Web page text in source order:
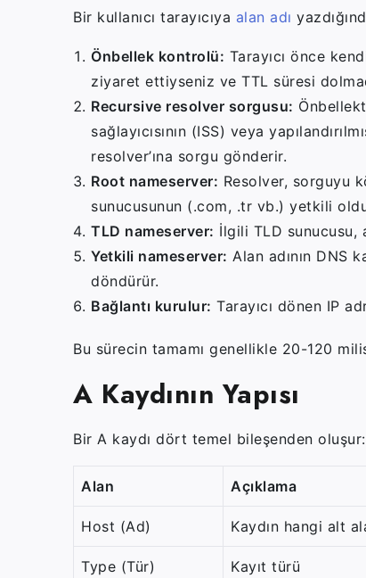
Bir kullanıcı tarayıcıya alan adı
Önbellek kontrolü: Tarayıcı önce
ziyaret ettiyseniz ve TTL süresi
Recursive resolver sorgusu:
sağlayıcısının (ISS) veya
resolver’ına sorgu gönderir.
Root nameserver: Resolver, sorguyu
sunucusunun (.com, .tr vb.) yetkili
TLD nameserver: İlgili TLD sunucusu,
Yetkili nameserver: Alan adının DNS
döndürür.
Bağlantı kurulur: Tarayıcı dönen IP
Bu sürecin tamamı genellikle 20-120
A Kaydının Yapısı
Bir A kaydı dört temel bileşenden oluşur:
Alan Açıklama
Host (Ad) Kaydın hangi alt
Type (Tür) Kayıt türü